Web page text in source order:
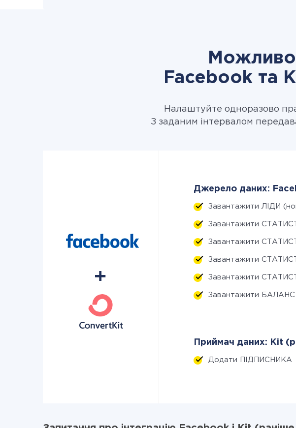
Facebook та
Налаштуйте одноразово
З заданим інтервалом
Джерело даних:
Завантажити ЛІДИ
Завантажити
Завантажити
Завантажити
Завантажити
Завантажити БАЛАНС
Приймач даних: Kit
Додати ПІДПИСНИКА